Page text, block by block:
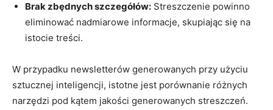
Brak ‍zbędnych szczegółów: Streszczenie‍ powinno
eliminować nadmiarowe informacje, ⁢skupiając⁢ się na
istocie treści.
W ⁣przypadku newsletterów generowanych przy użyciu
sztucznej inteligencji,⁢ istotne jest porównanie różnych
narzędzi pod kątem‍ jakości generowanych streszczeń.